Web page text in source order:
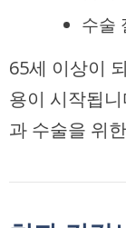
수술
65세 이상이
용이 시작됩
과 수술을 위